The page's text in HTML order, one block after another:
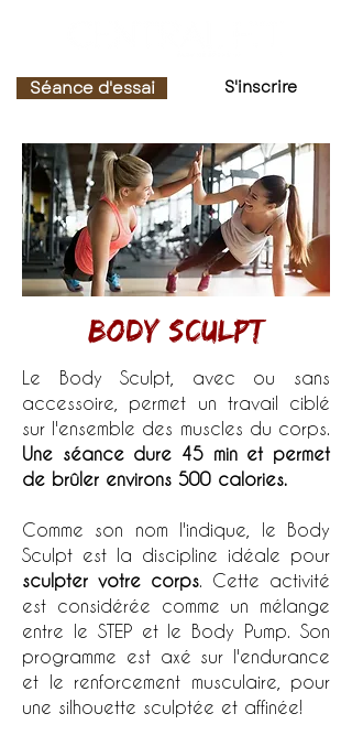
Séance d'essai S'inscrire
body sculpt
Le Body Sculpt, avec ou sans
accessoire, permet un travail ciblé
sur l'ensemble des muscles du corps.
Une séance dure 45 min et permet
de brûler environs 500 calories.
Comme son nom l'indique, le Body
Sculpt est la discipline idéale pour
sculpter votre corps. Cette activité
est considérée comme un mélange
entre le STEP et le Body Pump. Son
programme est axé sur l'endurance
et le renforcement musculaire, pour
une silhouette sculptée et affinée!